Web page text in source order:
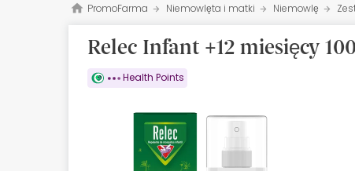
Kosmetyki
Zdrowie
Higiena
Niemowlęta i matki
PromoFarma Niemowlęta i matki Niemowlę
Relec Infant +12 miesięcy
Health Points